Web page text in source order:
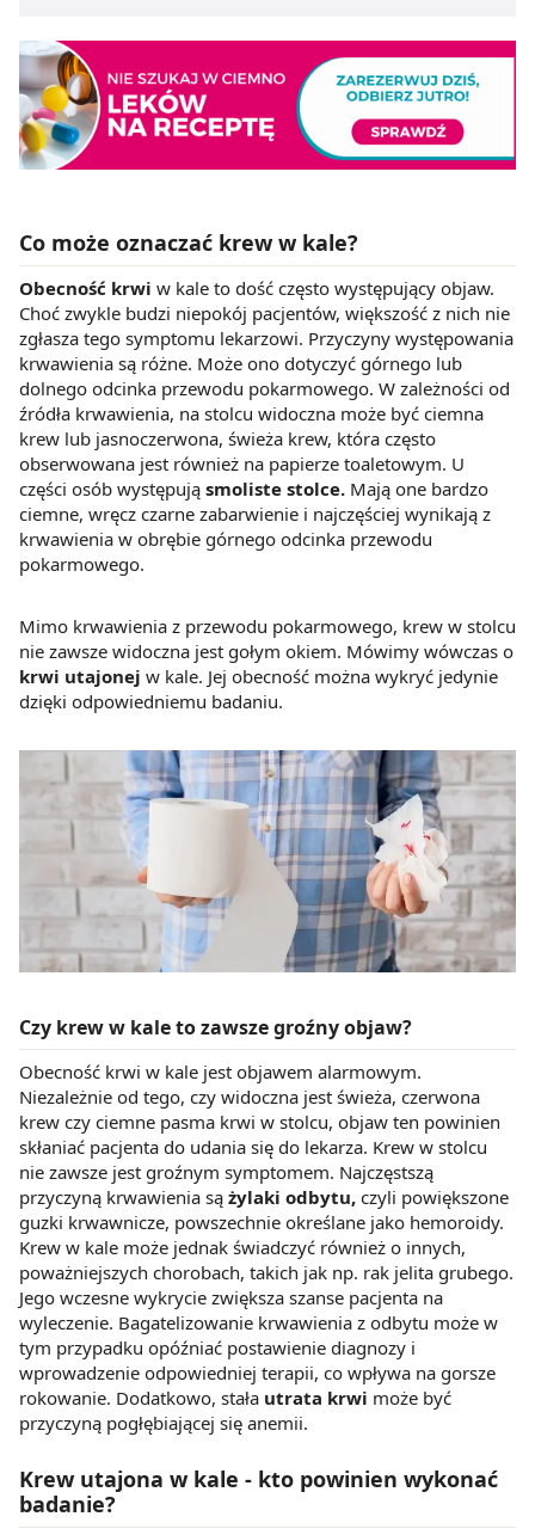
Co może oznaczać krew w kale?
Obecność krwi w kale to dość często występujący objaw.
Choć zwykle budzi niepokój pacjentów, większość z nich nie
zgłasza tego symptomu lekarzowi. Przyczyny występowania
krwawienia są różne. Może ono dotyczyć górnego lub
dolnego odcinka przewodu pokarmowego. W zależności od
źródła krwawienia, na stolcu widoczna może być ciemna
krew lub jasnoczerwona, świeża krew, która często
obserwowana jest również na papierze toaletowym. U
części osób występują smoliste stolce. Mają one bardzo
ciemne, wręcz czarne zabarwienie i najczęściej wynikają z
krwawienia w obrębie górnego odcinka przewodu
pokarmowego.
Mimo krwawienia z przewodu pokarmowego, krew w stolcu
nie zawsze widoczna jest gołym okiem. Mówimy wówczas o
krwi utajonej w kale. Jej obecność można wykryć jedynie
dzięki odpowiedniemu badaniu.
Czy krew w kale to zawsze groźny objaw?
Obecność krwi w kale jest objawem alarmowym.
Niezależnie od tego, czy widoczna jest świeża, czerwona
krew czy ciemne pasma krwi w stolcu, objaw ten powinien
skłaniać pacjenta do udania się do lekarza. Krew w stolcu
nie zawsze jest groźnym symptomem. Najczęstszą
przyczyną krwawienia są żylaki odbytu, czyli powiększone
guzki krwawnicze, powszechnie określane jako hemoroidy.
Krew w kale może jednak świadczyć również o innych,
poważniejszych chorobach, takich jak np. rak jelita grubego.
Jego wczesne wykrycie zwiększa szanse pacjenta na
wyleczenie. Bagatelizowanie krwawienia z odbytu może w
tym przypadku opóźniać postawienie diagnozy i
wprowadzenie odpowiedniej terapii, co wpływa na gorsze
rokowanie. Dodatkowo, stała utrata krwi może być
przyczyną pogłębiającej się anemii.
Krew utajona w kale - kto powinien wykonać
badanie?